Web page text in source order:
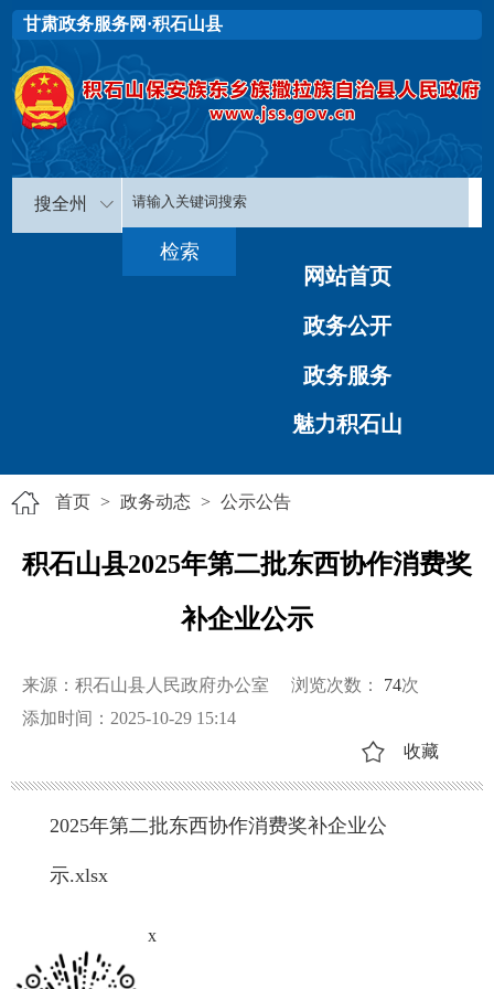
甘肃政务服务网·积石山县
搜全州
网站首页
政务公开
政务服务
魅力积石山
首页 > 政务动态 > 公示公告
积石山县2025年第二批东西协作消费奖
补企业公示
来源：积石山县人民政府办公室 浏览次数： 74次
添加时间：2025-10-29 15:14
收藏
2025年第二批东西协作消费奖补企业公
示.xlsx
x